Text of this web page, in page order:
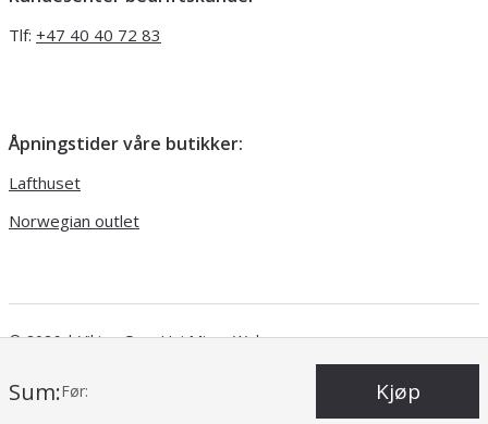
Sum:Før: Kjøp
Tlf: +47 40 40 72 83
Åpningstider våre butikker:
Lafthuset
Norwegian outlet
© 2026 | Viking Garn Uni Micro Web